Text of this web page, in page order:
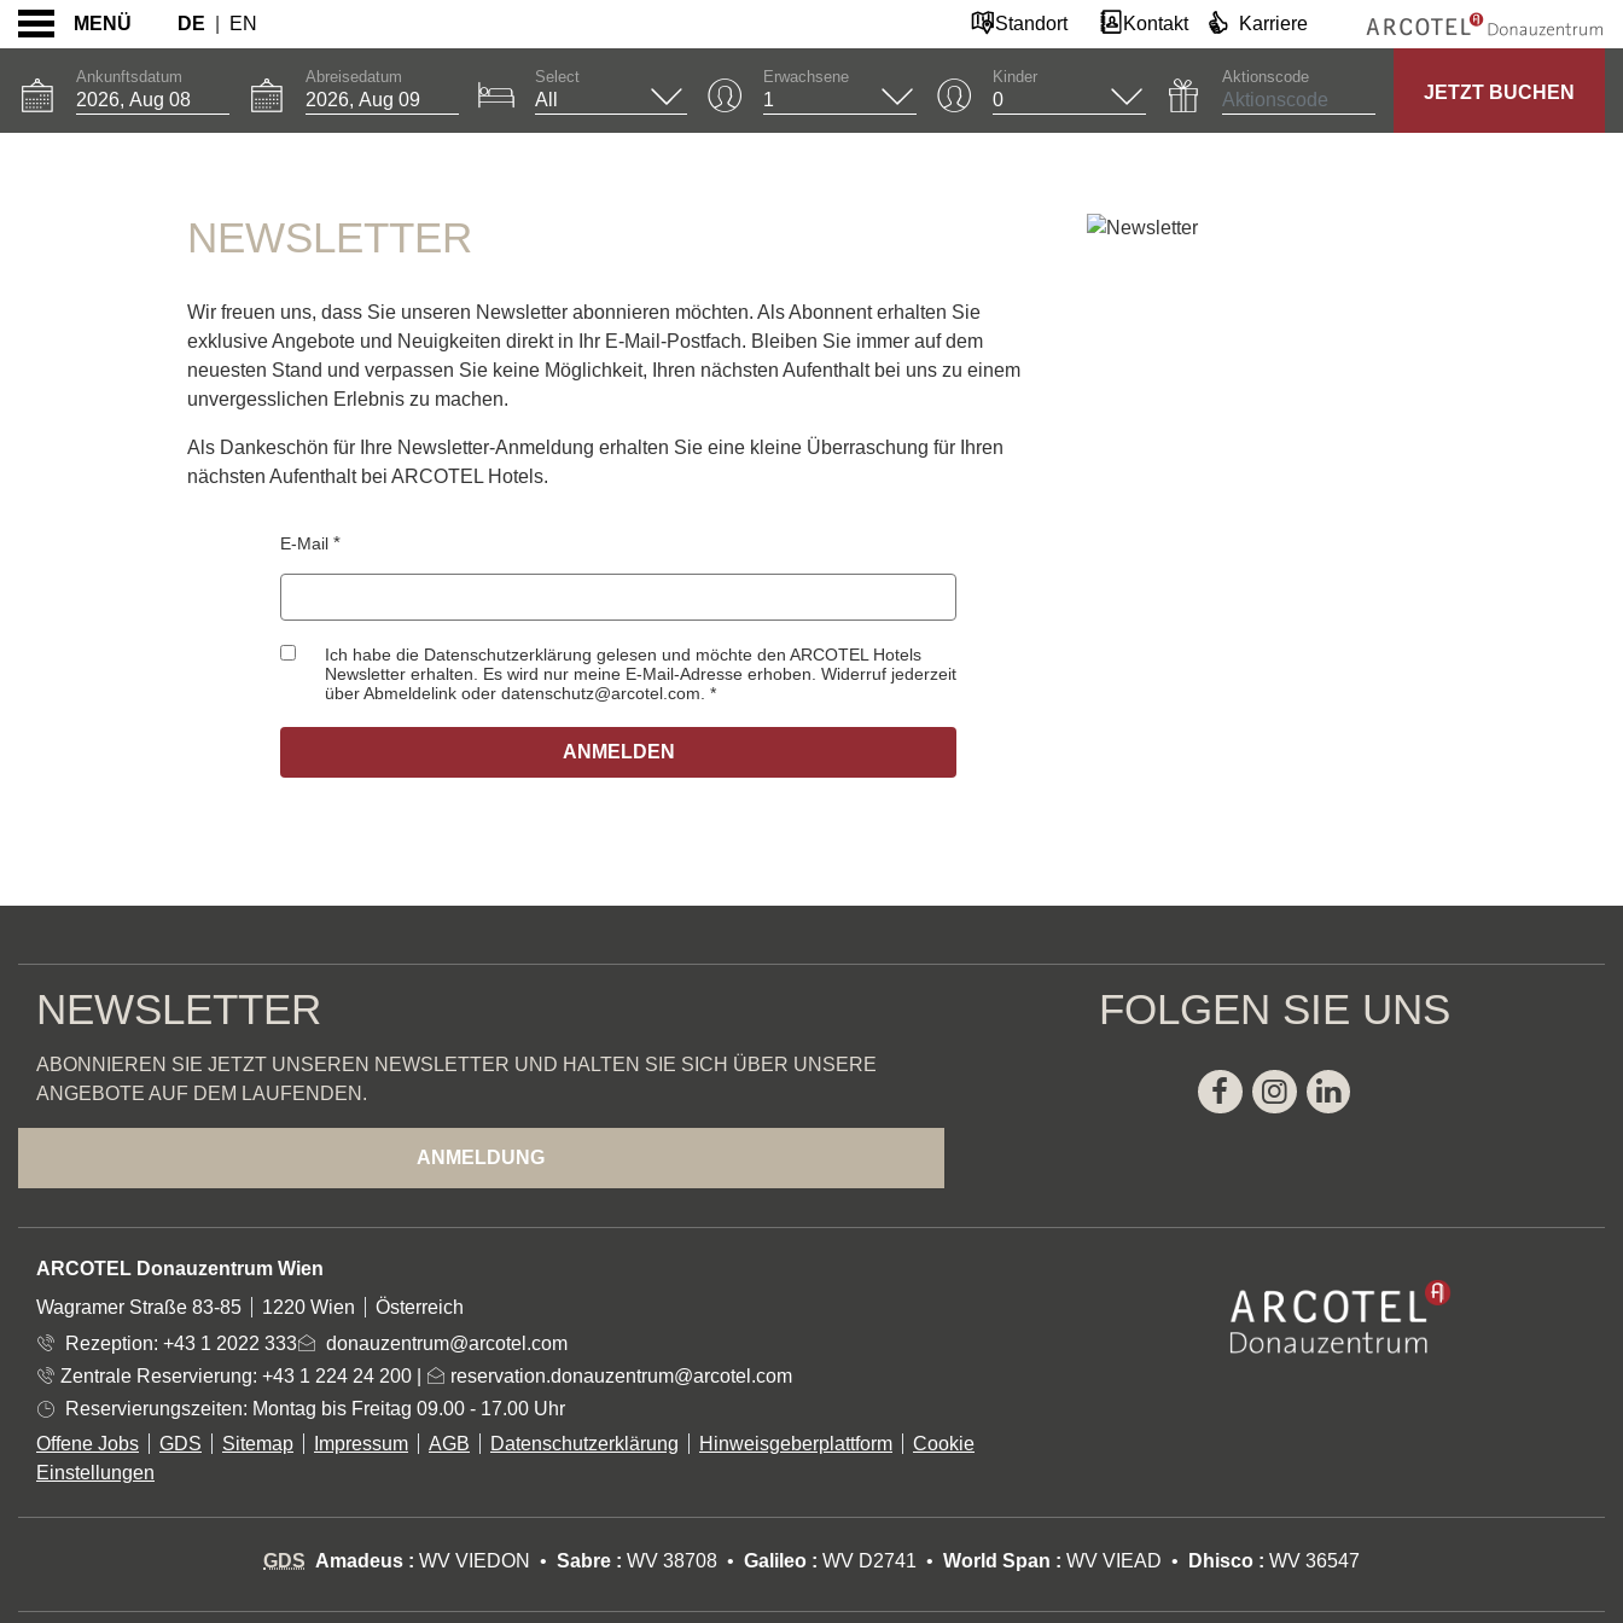
Standort Kontakt Karriere
MENÜ DE EN
Ankunftsdatum Abreisedatum Select Erwachsene Kinder Aktionscode
JETZT BUCHEN
NEWSLETTER
Wir freuen uns, dass Sie unseren Newsletter abonnieren möchten. Als Abonnent erhalten Sie
exklusive Angebote und Neuigkeiten direkt in Ihr E-Mail-Postfach. Bleiben Sie immer auf dem
neuesten Stand und verpassen Sie keine Möglichkeit, Ihren nächsten Aufenthalt bei uns zu einem
unvergesslichen Erlebnis zu machen.
Als Dankeschön für Ihre Newsletter-Anmeldung erhalten Sie eine kleine Überraschung für Ihren
nächsten Aufenthalt bei ARCOTEL Hotels.
E-Mail
Ich habe die Datenschutzerklärung gelesen und möchte den ARCOTEL Hotels
Newsletter erhalten. Es wird nur meine E-Mail-Adresse erhoben. Widerruf jederzeit
über Abmeldelink oder datenschutz@arcotel.com.
ANMELDEN
NEWSLETTER
ABONNIEREN SIE JETZT UNSEREN NEWSLETTER UND HALTEN SIE SICH ÜBER UNSERE
ANGEBOTE AUF DEM LAUFENDEN.
ANMELDUNG
ADRESSE
ARCOTEL Donauzentrum Wien
Wagramer Straße 83-85
1220 Wien
Österreich
Rezeption: +43 1 2022 333
donauzentrum@arcotel.com
Zentrale Reservierung: +43 1 224 24 200
reservation.donauzentrum@arcotel.com
Reservierungszeiten: Montag bis Freitag 09.00 - 17.00 Uhr
Offene Jobs
GDS Sitemap Impressum AGB Datenschutzerklärung Hinweisgeberplattform
Cookie
Einstellungen
FOLGEN SIE UNS
Facebook
Instagram
Linkedin
GDS Amadeus : WV VIEDON Sabre : WV 38708 Galileo : WV D2741 World Span : WV VIEAD Dhisco : WV 36547